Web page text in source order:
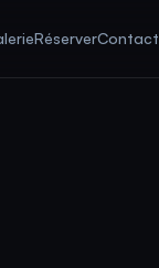
RéserverContact